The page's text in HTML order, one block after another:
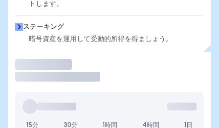
トします。
ステーキング
暗号資産を運用して受動的所得を得ましょう。
15分 30分 1時間 4時間 1日